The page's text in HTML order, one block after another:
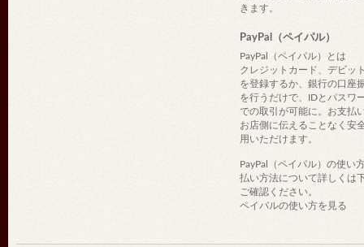
きます。
PayPal（ペイパル）
PayPal（ペイパル）とは
クレジットカード、デビッ
を登録するか、銀行の口座
を行うだけで、IDとパスワ
での取引が可能に。お支払
お店側に伝えることなく安
用いただけます。
PayPal（ペイパル）の使い
払い方法について詳しくは
ご確認ください。
ペイパルの使い方を見る